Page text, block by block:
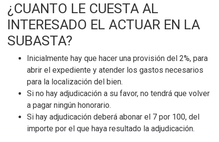
¿CUANTO LE CUESTA AL
INTERESADO EL ACTUAR EN LA
SUBASTA?
Inicialmente hay que hacer una provisión del 2%, para
abrir el expediente y atender los gastos necesarios
para la localización del bien.
Si no hay adjudicación a su favor, no tendrá que volver
a pagar ningún honorario.
Si hay adjudicación deberá abonar el 7 por 100, del
importe por el que haya resultado la adjudicación.